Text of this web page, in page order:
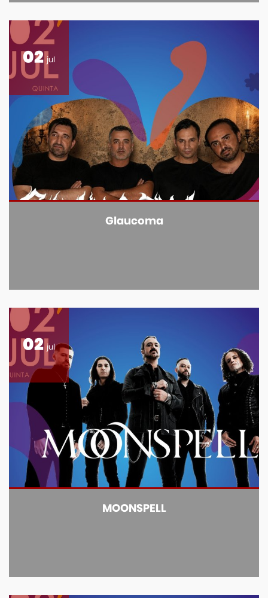
02 jul
Glaucoma
02 jul
MOONSPELL